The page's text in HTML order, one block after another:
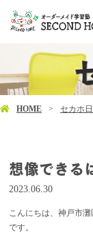
HOME セカホ
想像できる
2023.06.30
こんにちは、神戸市灘
です。